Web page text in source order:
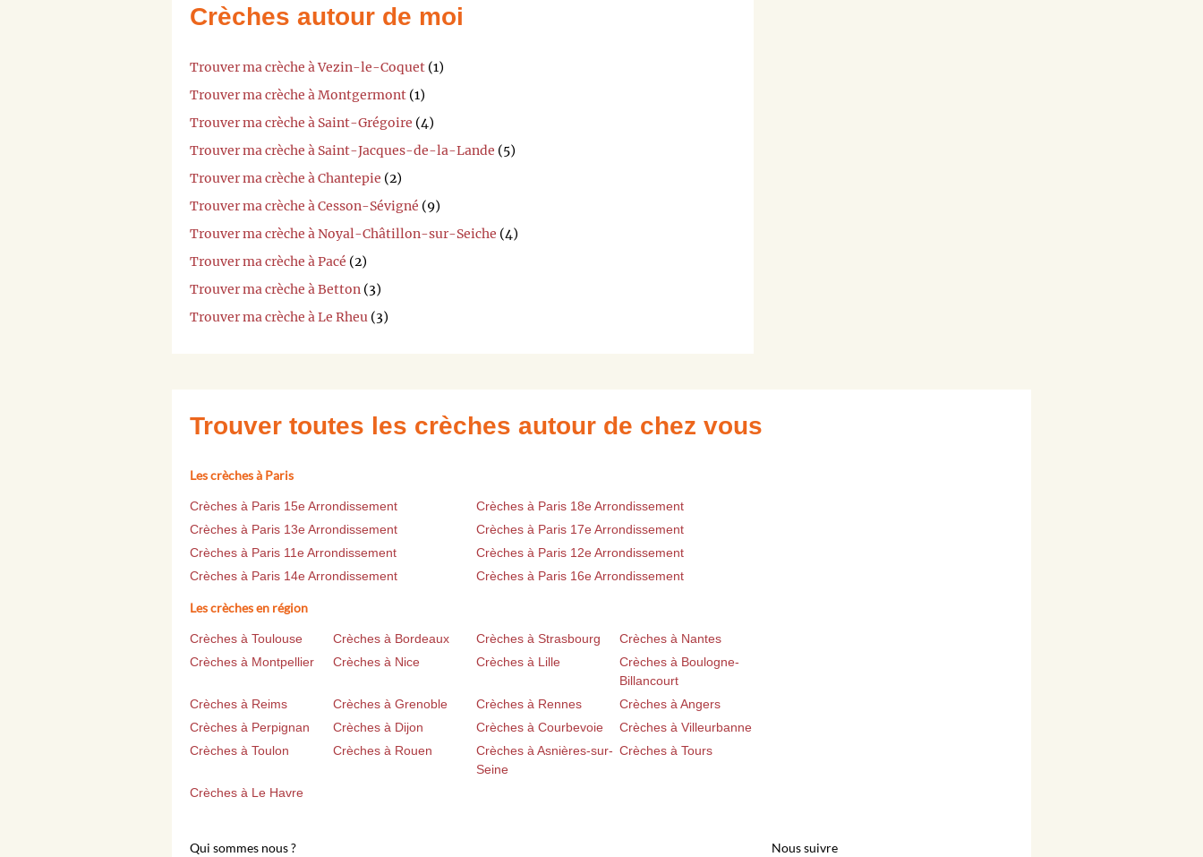
Crèches autour de moi
Trouver ma crèche à Vezin-le-Coquet (1)
Trouver ma crèche à Montgermont (1)
Trouver ma crèche à Saint-Grégoire (4)
Trouver ma crèche à Saint-Jacques-de-la-Lande (5)
Trouver ma crèche à Chantepie (2)
Trouver ma crèche à Cesson-Sévigné (9)
Trouver ma crèche à Noyal-Châtillon-sur-Seiche (4)
Trouver ma crèche à Pacé (2)
Trouver ma crèche à Betton (3)
Trouver ma crèche à Le Rheu (3)
Trouver toutes les crèches autour de chez vous
Les crèches à Paris
Crèches à Paris 15e Arrondissement
Crèches à Paris 18e Arrondissement
Crèches à Paris 13e Arrondissement
Crèches à Paris 17e Arrondissement
Crèches à Paris 11e Arrondissement
Crèches à Paris 12e Arrondissement
Crèches à Paris 14e Arrondissement
Crèches à Paris 16e Arrondissement
Les crèches en région
Crèches à Toulouse Crèches à Bordeaux Crèches à Strasbourg
Crèches à Nantes
Crèches à Montpellier
Crèches à Nice Crèches à Lille
Crèches à Boulogne-
Billancourt
Crèches à Reims
Crèches à Grenoble Crèches à Rennes
Crèches à Angers
Crèches à Perpignan
Crèches à Dijon Crèches à Courbevoie
Crèches à Villeurbanne
Crèches à Toulon
Crèches à Rouen
Crèches à Asnières-sur-
Seine
Crèches à Tours
Crèches à Le Havre
Qui sommes nous ? Nous suivre